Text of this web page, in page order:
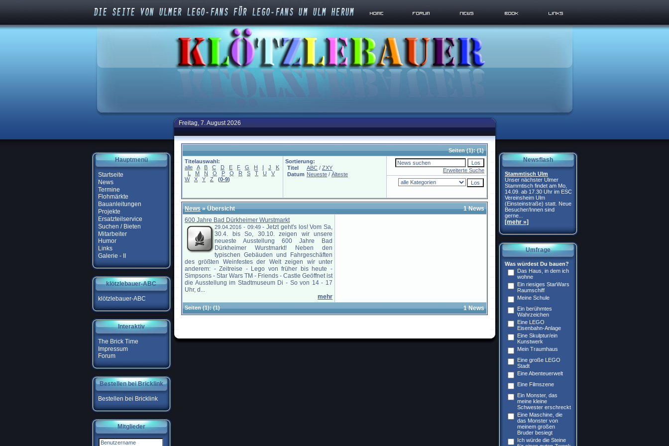
Hauptmenü
Startseite
News
Termine
Flohmärkte
Bauanleitungen
Projekte
Ersatzteilservice
Suchen / Bieten
Mitarbeiter
Humor
Links
Galerie - II
klötzlebauer-ABC
klötzlebauer-ABC
Interaktiv
The Brick Time
Impressum
Forum
Bestellen bei Bricklink
Bestellen bei Bricklink
Mitglieder
Freitag, 7. August 2026
Seiten(1):(1)
Titelauswahl:
alle
A B C D E F G H I J
K
L
M N O P Q R S T U
V
W
X Y Z (0-9)
Sortierung:
Titel
ABC / ZXY
Datum Neueste / Älteste
Erweiterte Suche
News» Übersicht
1 News
600 Jahre Bad Dürkheimer Wurstmarkt
29.04.2016 - 09:49- Jetzt geht's los! Vom Sa,
30.4. bis So, 30.10. zeigen wir unsere
neueste Ausstellung 600 Jahre Bad
Dürkheimer Wurstmarkt! Neben den
typischen Gebäuden und Fahrgeschäften
des größten Weinfestes der Welt zeigen wir unter
anderem: - Zeitreise - Lego von früher bis heute -
Simpsons - Star Wars TM - Friends - Castle Geöffnet ist
die Ausstellung im Stadtmuseum Di - So von 14 - 17
Uhr, d...
mehr
Seiten(1):(1) 1 News
Newsflash
Stammtisch Ulm
Unser nächster Ulmer
Stammtisch findet am Mo,
14.09. ab 17.30 Uhr im ESC
Vereinsheim Ulm
(Einsteinstraße) statt. Neue
Besucher/Innen sind
gerne...
[mehr »]
Umfrage
Was würdest Du bauen?
Das Haus, in dem ich
wohne
Ein riesiges StarWars
Raumschiff
Meine Schule
Ein berühmtes
Wahrzeichen
Eine LEGO
Eisenbahn-Anlage
Eine Skulptur/ein
Kunstwerk
Mein Traumhaus
Eine große LEGO
Stadt
Eine Abenteuerwelt
Eine Filmszene
Ein Monster, das
meine kleine
Schwester erschreckt
Eine Maschine, die
das Monster von
meinem großen
Bruder besiegt
Ich würde die Steine